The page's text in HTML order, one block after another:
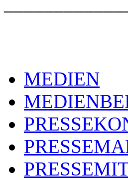
MEDIEN